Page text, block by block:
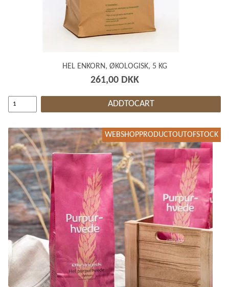
HEL ENKORN, ØKOLOGISK, 5 KG
261,00 DKK
ADDTOCART
WEBSHOPPRODUCTOUTOFSTOCK